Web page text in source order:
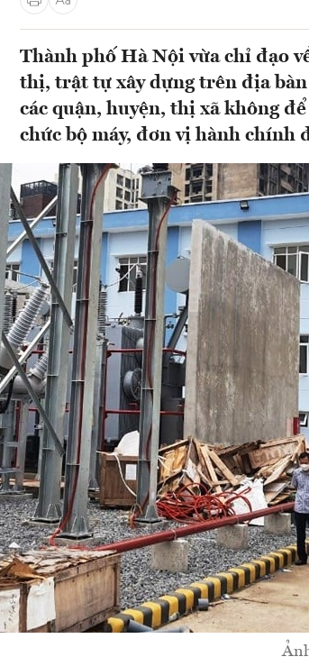
Thành phố Hà Nội vừa chỉ đạo
thị, trật tự xây dựng trên địa
các quận, huyện, thị xã không
chức bộ máy, đơn vị hành